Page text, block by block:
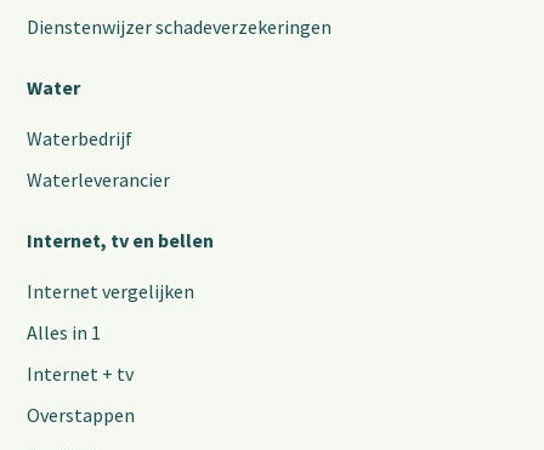
Dienstenwijzer schadeverzekeringen
Water
Waterbedrijf
Waterleverancier
Internet, tv en bellen
Internet vergelijken
Alles in 1
Internet + tv
Overstappen